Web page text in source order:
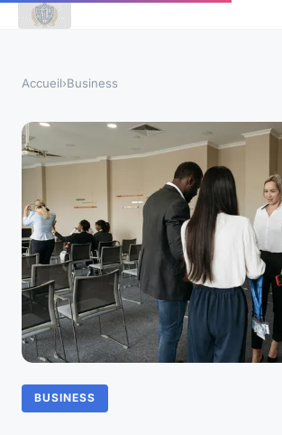
Accueil›Business
BUSINESS